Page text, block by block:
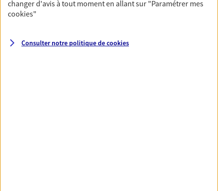
France
changer d'avis à tout moment en allant sur "Paramétrer mes
cookies"
Consulter notre politique decookies